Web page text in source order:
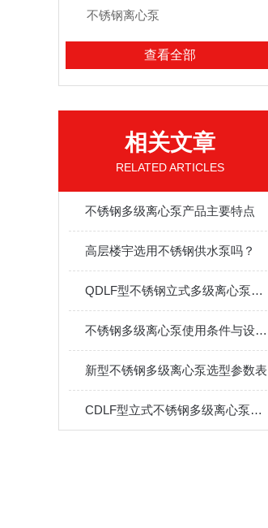
不锈钢离心泵
查看全部
相关文章
RELATED ARTICLES
不锈钢多级离心泵产品主要特点
高层楼宇选用不锈钢供水泵吗？
QDLF型不锈钢立式多级离心泵特点与应用
不锈钢多级离心泵使用条件与设计特点
新型不锈钢多级离心泵选型参数表
CDLF型立式不锈钢多级离心泵选型参数表